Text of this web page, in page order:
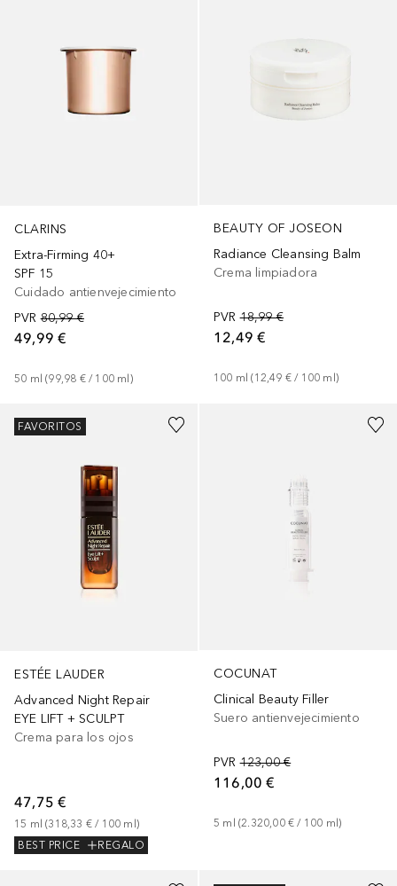
CLARINS
Extra-Firming 40+
SPF 15
Cuidado antienvejecimiento
PVR 80,99 €
49,99 €
50 ml (99,98 € / 100 ml)
BEAUTY OF JOSEON
Radiance Cleansing Balm
Crema limpiadora
PVR 18,99 €
12,49 €
100 ml (12,49 € / 100 ml)
ESTÉE LAUDER
Advanced Night Repair
EYE LIFT + SCULPT
Crema para los ojos
47,75 €
15 ml (318,33 € / 100 ml)
BEST PRICE
REGALO
FAVORITOS
COCUNAT
Clinical Beauty Filler
Suero antienvejecimiento
PVR 123,00 €
116,00 €
5 ml (2.320,00 € / 100 ml)